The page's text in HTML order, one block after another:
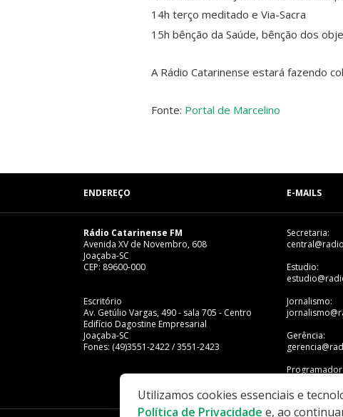
14h terço meditado e Via-Sacra
15h bênção da Saúde, bênção dos
A Rádio Catarinense estará fazendo
Fonte: Portal de Marcelino
ENDEREÇO
Rádio Catarinense FM
Avenida XV de Novembro, 608
Joaçaba-SC
CEP: 89600-000
Escritório
Av. Getúlio Vargas, 490 - sala 705 - Centro
Edifício Dagostine Empresarial
Joaçaba-SC
Fones: (49)3551-2422 / 3551-2423
E-MAILS
Secretaria:
Estudio:
Jornalismo:
Gerência:
Programador
Utilizamos cookies essenciais e
Política de Privacidade e, ao